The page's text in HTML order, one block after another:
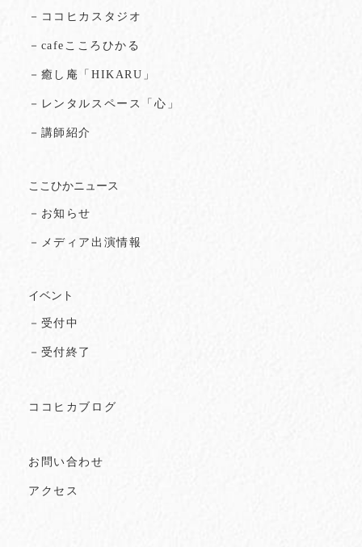
－ココヒカスタジオ
－cafeこころひかる
－癒し庵「HIKARU」
－レンタルスペース「心」
－講師紹介
ここひかニュース
－お知らせ
－メディア出演情報
イベント
－受付中
－受付終了
ココヒカブログ
お問い合わせ
アクセス